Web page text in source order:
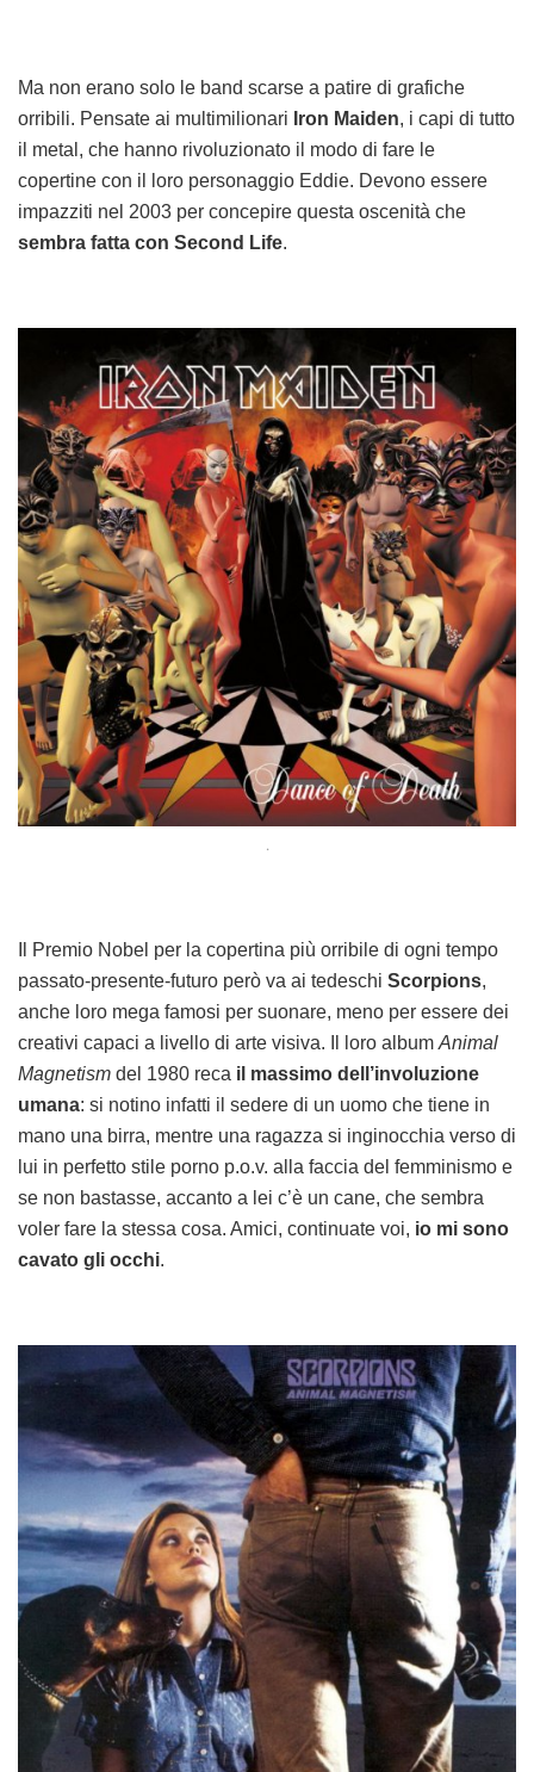
Ma non erano solo le band scarse a patire di grafiche
orribili. Pensate ai multimilionari Iron Maiden, i capi di tutto
il metal, che hanno rivoluzionato il modo di fare le
copertine con il loro personaggio Eddie. Devono essere
impazziti nel 2003 per concepire questa oscenità che
sembra fatta con Second Life.
.
Il Premio Nobel per la copertina più orribile di ogni tempo
passato-presente-futuro però va ai tedeschi Scorpions,
anche loro mega famosi per suonare, meno per essere dei
creativi capaci a livello di arte visiva. Il loro album Animal
Magnetism del 1980 reca il massimo dell’involuzione
umana: si notino infatti il sedere di un uomo che tiene in
mano una birra, mentre una ragazza si inginocchia verso di
lui in perfetto stile porno p.o.v. alla faccia del femminismo e
se non bastasse, accanto a lei c’è un cane, che sembra
voler fare la stessa cosa. Amici, continuate voi, io mi sono
cavato gli occhi.